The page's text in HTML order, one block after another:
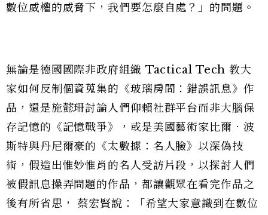
數位威權的威脅下，我們要怎麼自處？」的問題。
無論是德國國際非政府組織 Tactical Tech 教大
家如何反制個資蒐集的《玻璃房間：錯誤訊息》作
品，還是施懿珊討論人們仰賴社群平台而非大腦保
存記憶的《記憶戰爭》，或是美國藝術家比爾．波
斯特與丹尼爾豪的《太數據：名人臉》以深偽技
術，假造出惟妙惟肖的名人受訪片段，以探討人們
被假訊息操弄問題的作品，都讓觀眾在看完作品之
後有所省思， 蔡宏賢說：「希望大家意識到在數位